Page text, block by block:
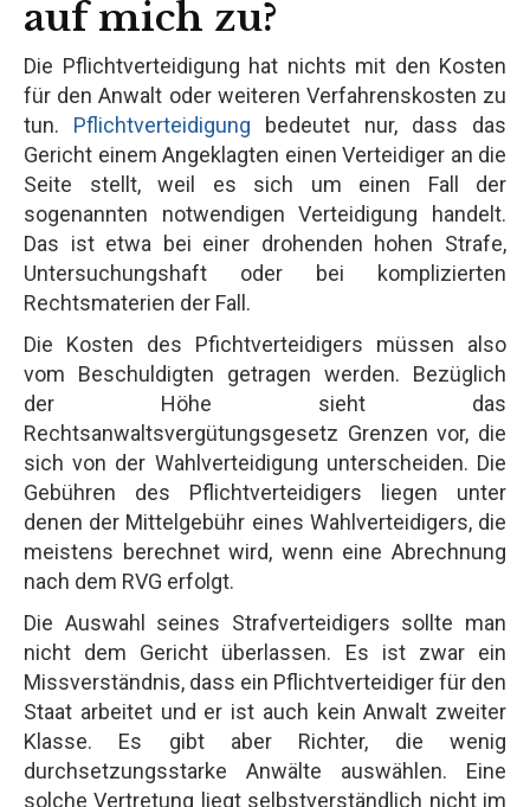
auf mich zu?
Die Pflichtverteidigung hat nichts mit den Kosten
für den Anwalt oder weiteren Verfahrenskosten zu
tun. Pflichtverteidigung bedeutet nur, dass das
Gericht einem Angeklagten einen Verteidiger an die
Seite stellt, weil es sich um einen Fall der
sogenannten notwendigen Verteidigung handelt.
Das ist etwa bei einer drohenden hohen Strafe,
Untersuchungshaft oder bei komplizierten
Rechtsmaterien der Fall.
Die Kosten des Pfichtverteidigers müssen also
vom Beschuldigten getragen werden. Bezüglich
der Höhe sieht das
Rechtsanwaltsvergütungsgesetz Grenzen vor, die
sich von der Wahlverteidigung unterscheiden. Die
Gebühren des Pflichtverteidigers liegen unter
denen der Mittelgebühr eines Wahlverteidigers, die
meistens berechnet wird, wenn eine Abrechnung
nach dem RVG erfolgt.
Die Auswahl seines Strafverteidigers sollte man
nicht dem Gericht überlassen. Es ist zwar ein
Missverständnis, dass ein Pflichtverteidiger für den
Staat arbeitet und er ist auch kein Anwalt zweiter
Klasse. Es gibt aber Richter, die wenig
durchsetzungsstarke Anwälte auswählen. Eine
solche Vertretung liegt selbstverständlich nicht im